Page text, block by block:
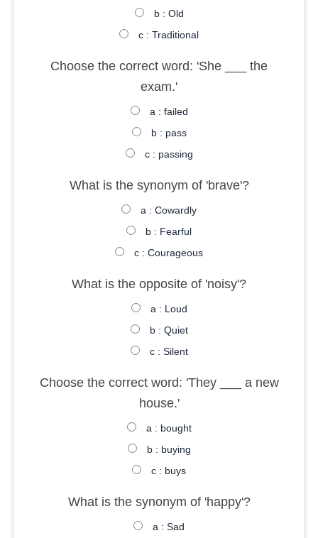
b : Old
c : Traditional
Choose the correct word: 'She ___ the
exam.'
a : failed
b : pass
c : passing
What is the synonym of 'brave'?
a : Cowardly
b : Fearful
c : Courageous
What is the opposite of 'noisy'?
a : Loud
b : Quiet
c : Silent
Choose the correct word: 'They ___ a new
house.'
a : bought
b : buying
c : buys
What is the synonym of 'happy'?
a : Sad